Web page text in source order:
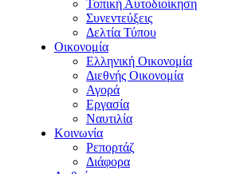
Τοπική Αυτοδιοίκηση
Συνεντεύξεις
Δελτία Τύπου
Οικονομία
Ελληνική Οικονομία
Διεθνής Οικονομία
Αγορά
Εργασία
Ναυτιλία
Κοινωνία
Ρεπορτάζ
Διάφορα